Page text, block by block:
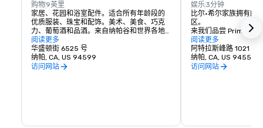
购物9英里
家居、花园和浴室配件。适合所有年龄段的
优质服装、珠宝和配饰。美术、美食、巧克
力、葡萄酒和品酒。来自纳帕谷和世界各地
的浪漫礼物和收藏品，与各种令人愉悦的葡
萄酒之乡餐饮相得益彰。
阅读更多
华盛顿街 6525 号
纳帕, CA, US 94599
访问网站
娱乐3分钟
比尔·希尔家族拥有的
区。
来我们品尝 Prime
和 Tetra 葡萄酒。
阅读更多
阿特拉斯峰路 1021 号
纳帕, CA, US 94559
访问网站